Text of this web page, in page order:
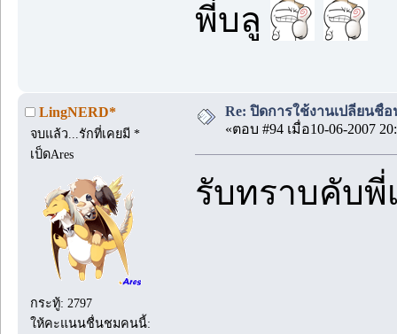
พี่บลู
LingNERD*
จบแล้ว...รักที่เคยมี *
เป็ดAres
กระทู้: 2797
ให้คะแนนชื่นชมคนนี้:
Re: ปิดการใช้งานเปลี่ยนชื่
«ตอบ #94 เมื่อ10-06-2007
รับทราบคับพี่